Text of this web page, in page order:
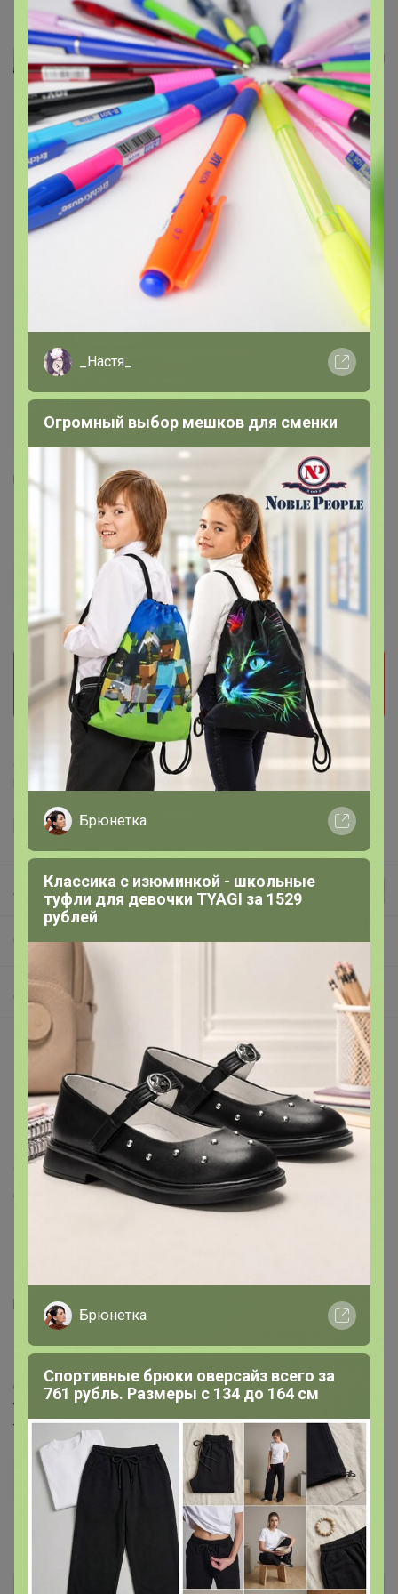
Леныра
Кухонное полотенце Tivolyo Home GALA
409,1 р Орг.
81,82р
Доставка 45р
Прием заказов на этот лот временно
приостановлен организатором. Поставьте отметку
мне нравится и мы обязательно сообщим как
только он станет доступен!
Делая заказ, Вы подтверждаете что ознакомлены с
регламентом выкупа
и соглашаетесь с договором оферты
Леныра
СП113 Элитный Турецкий текстиль
ДЛЯ КУХНИ: полотенца, салфетки. скатерти
Описание
Кухонные полотенца Tivolyo Home производятся из
100% натурального хлопка с применением особого
плетения, позволяющего быстрее и качественнее
поглощать влагу, не оставляя следов на поверхности.
Удобные, практичные и долговечные, они будут
отличными помощниками на кухне, а изящный дизайн
и яркие цвета украсят любой интерьер и
размером 50Х70.
Категория товара: Полотенце
Производитель: TIVOLYO HOME
Состав: Хлопок 100%
Ткань: Махра
Температура стирки: 30
Дополнительная информация
Комментарии 4
_Настя_
Огромный выбор мешков для сменки
Брюнетка
Классика с изюминкой - школьные
туфли для девочки TYAGI за 1529
рублей
Брюнетка
Спортивные брюки оверсайз всего за
761 рубль. Размеры с 134 до 164 см